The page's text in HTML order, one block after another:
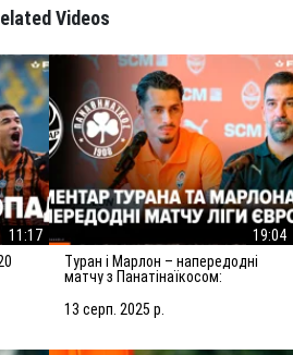
Related Videos
11:17
19:04
Туран і Марлон – напередодні
матчу з Панатінаїкосом:
досягнення мети
13 серп. 2025 р.